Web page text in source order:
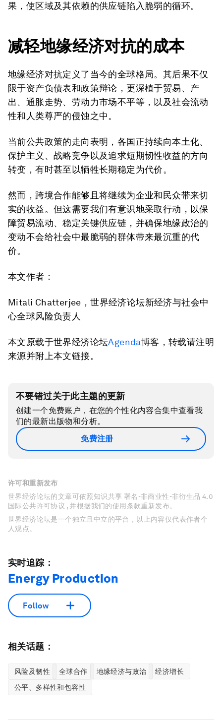
果，使区域及其依赖的供应链陷入脆弱的循环。
减轻地缘经济对抗的成本
地缘经济对抗定义了当今的全球格局。其后果不仅
限于资产负债表和政策辩论，更深植于贸易、产
出、通胀走势、劳动力市场不平等，以及社会流动
性和人类尊严的侵蚀之中。
当前公共政策的走向表明，各国正持续向本土化、
保护主义、战略竞争以及追求短期韧性收益的方向
转变，有时甚至以牺牲长期稳定为代价。
然而，跨境合作能够且将继续为企业和民众带来切
实的收益。但这需要我们有意识地采取行动，以保
障贸易流动、稳定关键供应链，并确保地缘政治的
变动不会给社会中最脆弱的群体带来最沉重的代
价。
本文作者：
Mitali Chatterjee，世界经济论坛新经济与社会中
心全球风险负责人
本文原载于世界经济论坛Agenda博客，转载请注明
来源并附上本文链接。
不要错过关于此主题的更新
创建一个免费账户，在您的个性化内容合集中查看我
们的最新出版物和分析。
免费注册
许可和重新发布
世界经济论坛的文章可依照知识共享 署名-非商业性-非衍生品 4.0
国际公共许可协议 , 并根据我们的使用条款重新发布。
世界经济论坛是一个独立且中立的平台，以上内容仅代表作者个
人观点。
实时追踪：
Energy Production
Follow
相关话题：
风险及韧性 全球合作 地缘经济与政治
经济增长
公平、多样性和包容性